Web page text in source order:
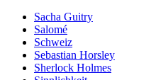
Sacha Guitry
Salomé
Schweiz
Sebastian Horsley
Sherlock Holmes